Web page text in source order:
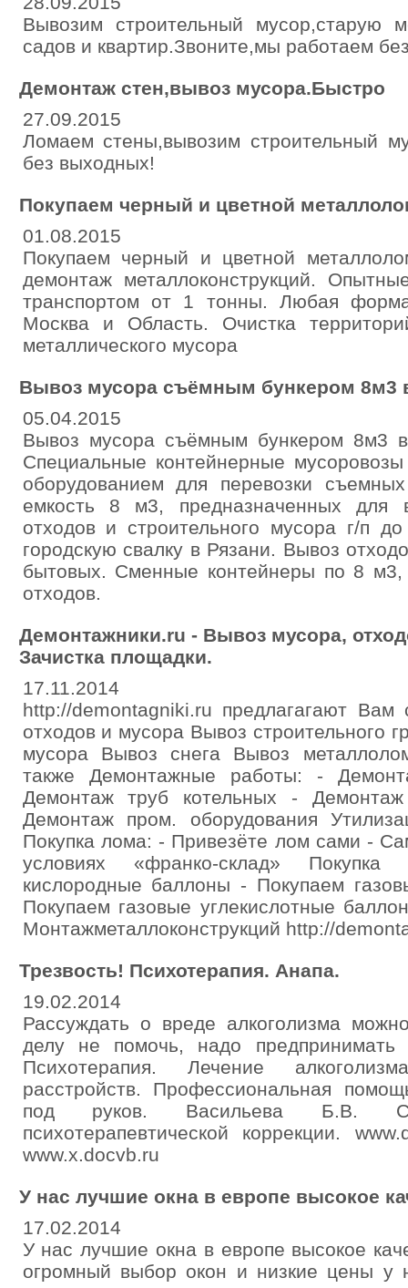
Вывозим строительный мусор,старую
садов и квартир.Звоните,мы работаем
Демонтаж стен,вывоз мусора.Быстро
27.09.2015
Ломаем стены,вывозим строительный
без выходных!
Покупаем черный и цветной
01.08.2015
Покупаем черный и цветной
демонтаж металлоконструкций.
транспортом от 1 тонны. Любая
Москва и Область. Очистка
металлического мусора
Вывоз мусора съёмным бункером 8м3
05.04.2015
Вывоз мусора съёмным бункером 8м3
Специальные контейнерные
оборудованием для перевозки
емкость 8 м3, предназначенных для
отходов и строительного мусора г/п
городскую свалку в Рязани. Вывоз
бытовых. Сменные контейнеры по 8
отходов.
Демонтажники.ru - Вывоз мусора,
Зачистка площадки.
17.11.2014
http://demontagniki.ru предлагагают
отходов и мусора Вывоз строительного
мусора Вывоз снега Вывоз
также Демонтажные работы: -
Демонтаж труб котельных -
Демонтаж пром. оборудования
Покупка лома: - Привезёте лом сами -
условиях «франко-склад»
кислородные баллоны - Покупаем
Покупаем газовые углекислотные
Монтажметаллоконструкций http://
Трезвость! Психотерапия. Анапа.
19.02.2014
Рассуждать о вреде алкоголизма
делу не помочь, надо предпринимать
Психотерапия. Лечение
расстройств. Профессиональная
под руков. Васильева Б.В.
психотерапевтической коррекции.
www.x.docvb.ru
У нас лучшие окна в европе высокое
17.02.2014
У нас лучшие окна в европе высокое
огромный выбор окон и низкие цены у